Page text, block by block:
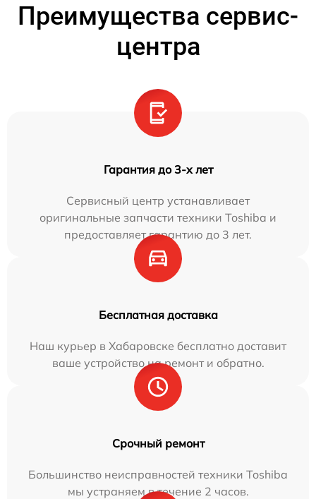
Преимущества сервис-
центра
Гарантия до 3-х лет
Сервисный центр устанавливает
оригинальные запчасти техники Toshiba и
предоставляет гарантию до 3 лет.
Бесплатная доставка
Наш курьер в Хабаровске бесплатно доставит
ваше устройство на ремонт и обратно.
Срочный ремонт
Большинство неисправностей техники Toshiba
мы устраняем в течение 2 часов.